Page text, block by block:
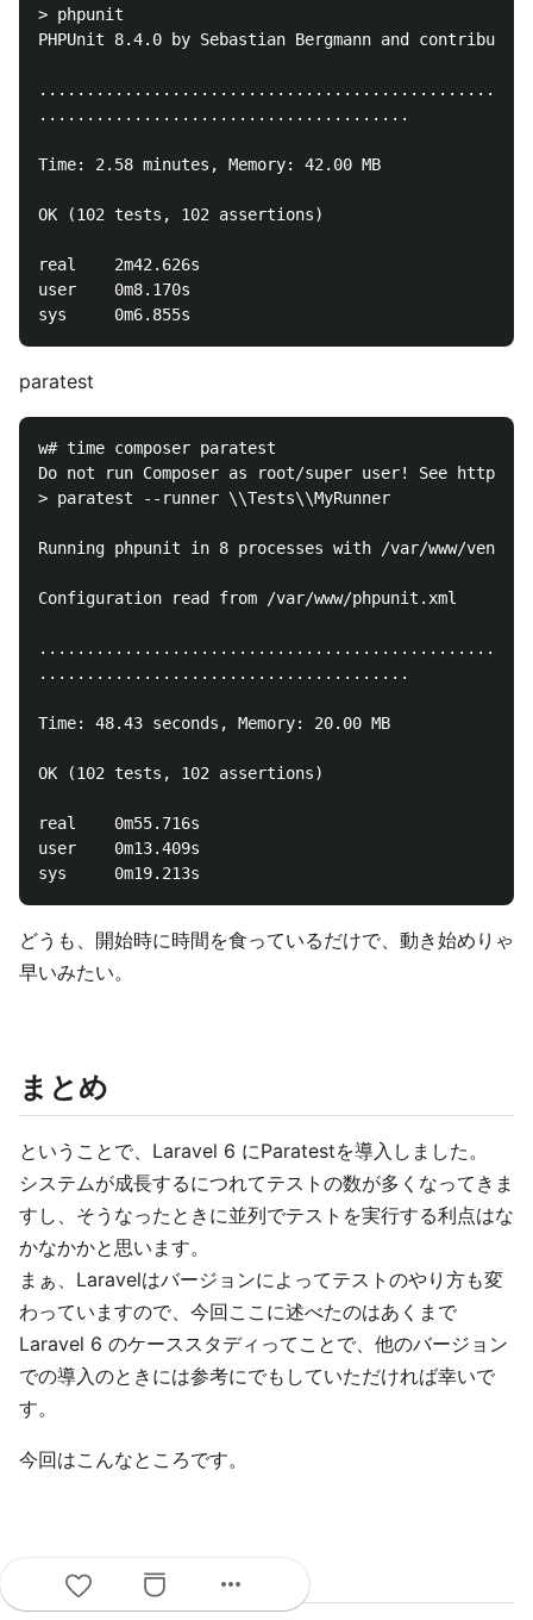
> phpunit
PHPUnit 8.4.0 by Sebastian Bergmann and
.......................................
Time: 2.58 minutes, Memory: 42.00 MB
OK (102 tests, 102 assertions)
real    2m42.626s
user    0m8.170s
paratest
w# time composer paratest
Do not run Composer as root/super user! See
> paratest --runner \\Tests\\MyRunner
Running phpunit in 8 processes with /var/www/
Configuration read from /var/www/phpunit.xml
.......................................
Time: 48.43 seconds, Memory: 20.00 MB
OK (102 tests, 102 assertions)
real    0m55.716s
user    0m13.409s
どうも、開始時に時間を食っているだけで、動き始めりゃ
早いみたい。
まとめ
ということで、Laravel 6 にParatestを導入しました。
システムが成長するにつれてテストの数が多くなってきま
すし、そうなったときに並列でテストを実行する利点はな
かなかかと思います。
まぁ、Laravelはバージョンによってテストのやり方も変
わっていますので、今回ここに述べたのはあくまで
Laravel 6 のケーススタディってことで、他のバージョン
での導入のときには参考にでもしていただければ幸いで
す。
今回はこんなところです。
参考 more_horiz